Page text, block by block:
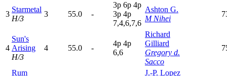
3
Starmetal
H/3
3 55.0 -
3p 6p 4p
3p 4p
7,4,6,7,6
Ashton G.
M Nihei
4
Sun's
Arising
H/3
4 55.0 -
4p 4p
6,6
Richard
Gilliard
Gregory d.
Sacco
Rum
J.-P. Lopez